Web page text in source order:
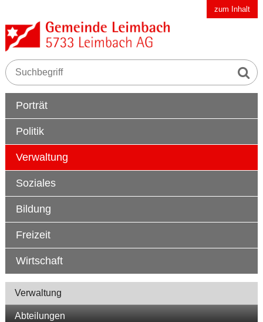
Navigieren in der Gemeinde Leimbach AGzum Inhalt
Suchbegriff
Suche
Hauptnavigation
Porträt
Politik
Verwaltung
Soziales
Bildung
Freizeit
Wirtschaft
Navigation
Verwaltung
Abteilungen